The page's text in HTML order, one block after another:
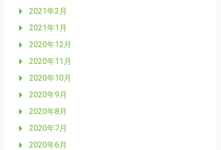
2021年2月
2021年1月
2020年12月
2020年11月
2020年10月
2020年9月
2020年8月
2020年7月
2020年6月